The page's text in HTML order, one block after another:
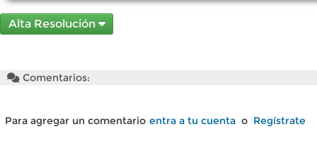
Alta Resolución
Comentarios:
Para agregar un comentario entra a tu cuenta o Regístrate